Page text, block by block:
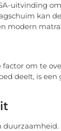
uitvinding
kan
modern
om te
deelt, is